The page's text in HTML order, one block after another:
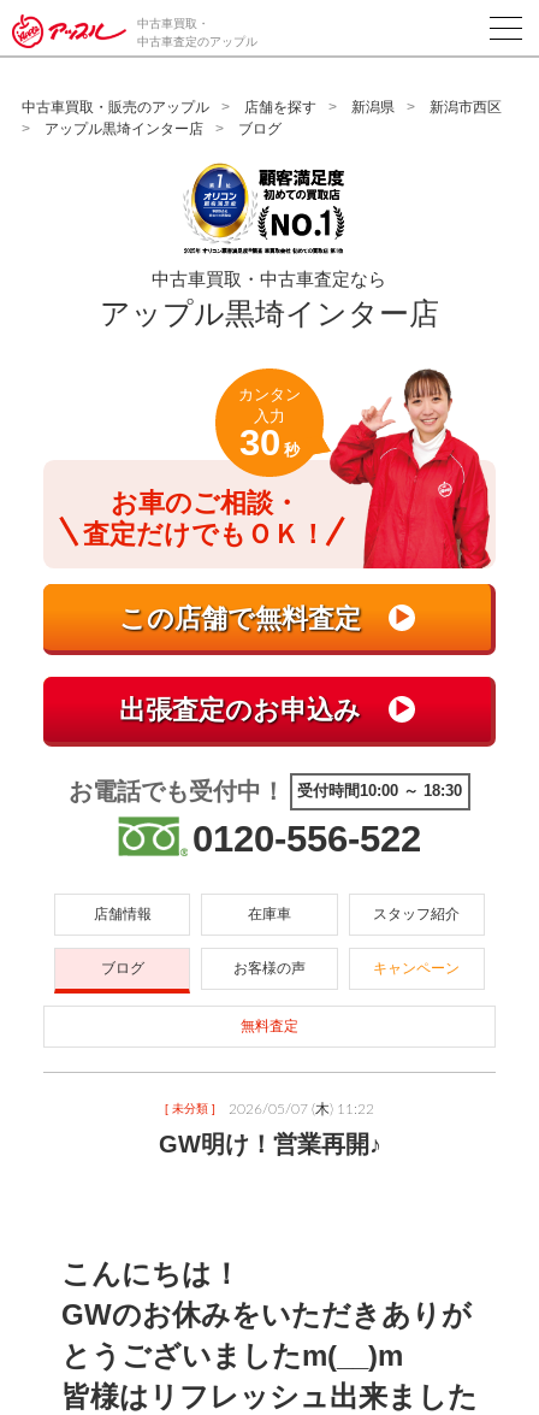
/*ABテスト_新規査定フォームの為のCVボタン*/
中古車買取・
中古車査定のアップル
中古車買取・販売のアップル 店舗を探す 新潟県
新潟市西区
アップル黒埼インター店
ブログ
中古車買取・中古車査定なら
アップル黒埼インター店
お車のご相談・
査定だけでもＯＫ！
カンタン
入力
30 秒
お電話でも受付中！ 受付時間10:00 ～ 18:30
0120-556-522
店舗情報 在庫車 スタッフ紹介
ブログ お客様の声 キャンペーン
無料査定
[ 未分類 ] 2026/05/07 (木) 11:22
GW明け！営業再開♪
こんにちは！
GWのお休みをいただきありが
とうございましたm(__)m
皆様はリフレッシュ出来ました